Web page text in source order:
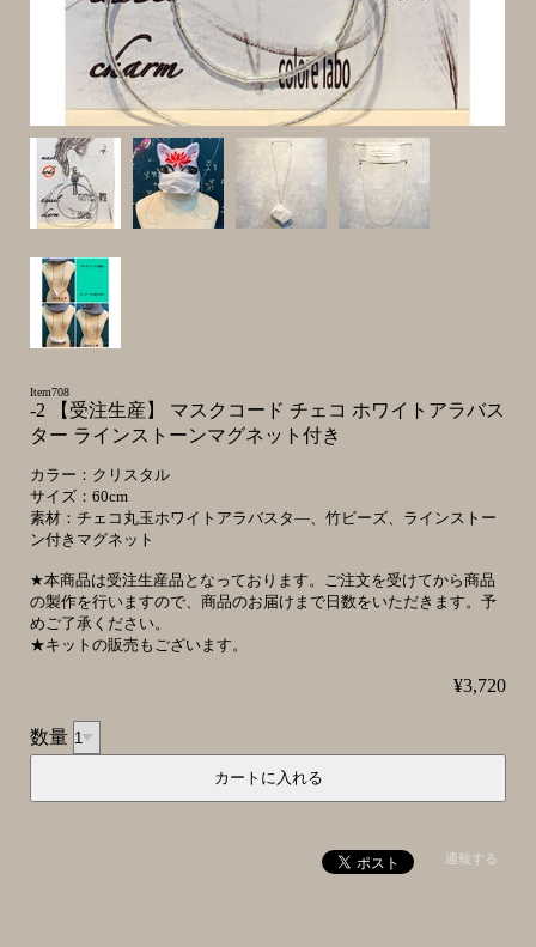
Item708
-2 【受注生産】 マスクコード チェコ ホワイトアラバス
ター ラインストーンマグネット付き
カラー：クリスタル
サイズ：60cm
素材：チェコ丸玉ホワイトアラバスタ―、竹ビーズ、ラインストー
ン付きマグネット
★本商品は受注生産品となっております。ご注文を受けてから商品
の製作を行いますので、商品のお届けまで日数をいただきます。予
めご了承ください。
★キットの販売もございます。
¥3,720
数量
通報する